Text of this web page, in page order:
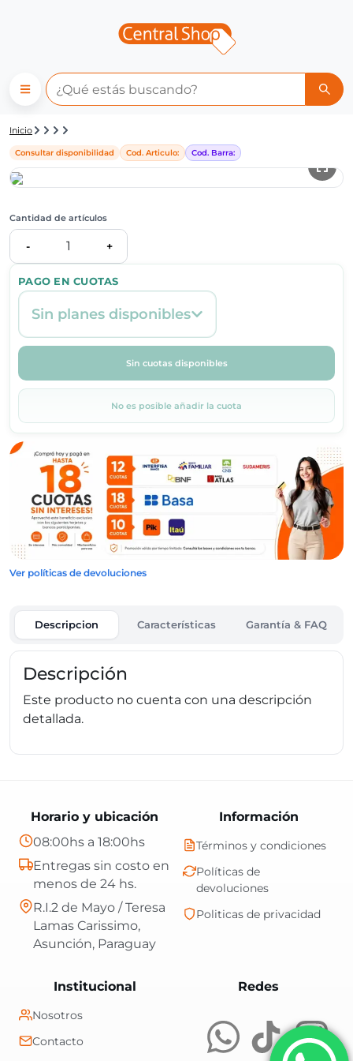
Detalle de producto | Central
Inicio
Consultar disponibilidad Cod. Articulo: Cod. Barra:
PAGO EN CUOTAS
Sin planes disponibles
Sin cuotas disponibles
No es posible añadir la cuota
Cantidad de artículos
- 1 +
Ver políticas de devoluciones
Descripcion Características Garantía & FAQ
Descripción
Este producto no cuenta con una descripción
detallada.
RedesCentral Shop es
Información
Términos y condiciones
Políticas de
devoluciones
Politicas de privacidad
Institucional
Nosotros
Contacto
Horario y ubicación
08:00hs a 18:00hs
Entregas sin costo en
menos de 24 hs.
R.I.2 de Mayo / Teresa
Lamas Carissimo,
Asunción, Paraguay